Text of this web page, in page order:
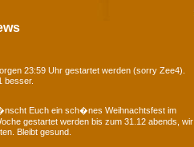
23:59 Uhr gestartet werden (sorry Zee4).
besser.
Euch ein sch�nes Weihnachtsfest im
gestartet werden bis zum 31.12 abends, wir
Bleibt gesund.